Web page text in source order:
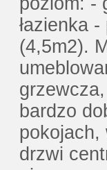
łazienka
(4,5m2).
bardzo
pokojach,
drzwi